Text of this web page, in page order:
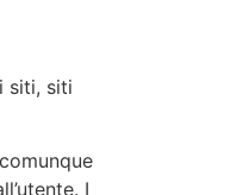
siti, siti
I